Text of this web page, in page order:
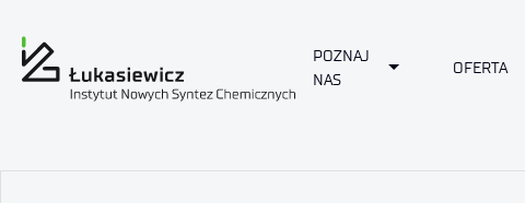
POZNAJ
NAS
Toggle Dropdown
OFERTA